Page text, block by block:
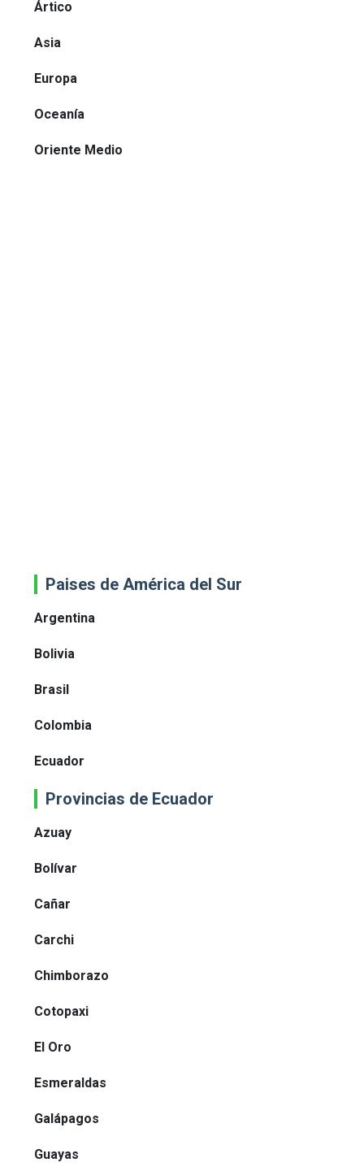
Ártico
Asia
Europa
Oceanía
Oriente Medio
Paises de América del Sur
Argentina
Bolivia
Brasil
Colombia
Ecuador
Provincias de Ecuador
Azuay
Bolívar
Cañar
Carchi
Chimborazo
Cotopaxi
El Oro
Esmeraldas
Galápagos
Guayas